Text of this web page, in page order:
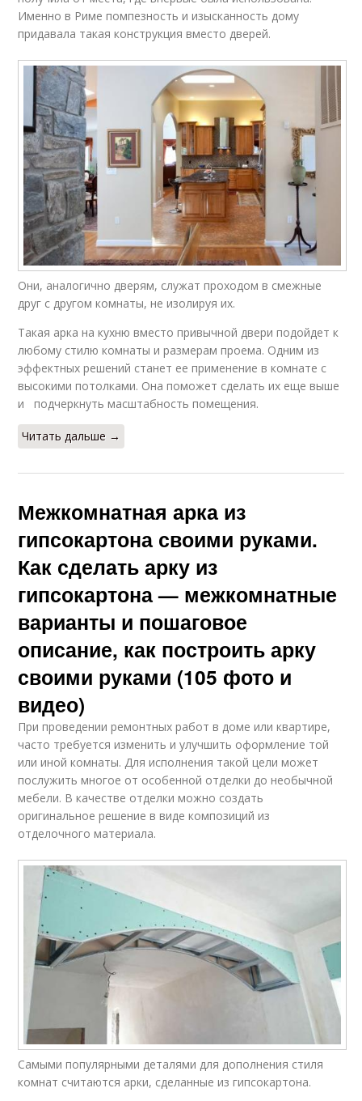
Именно в Риме помпезность и изысканность дому
придавала такая конструкция вместо дверей.
Они, аналогично дверям, служат проходом в смежные
друг с другом комнаты, не изолируя их.
Такая арка на кухню вместо привычной двери подойдет к
любому стилю комнаты и размерам проема. Одним из
эффектных решений станет ее применение в комнате с
высокими потолками. Она поможет сделать их еще выше
и подчеркнуть масштабность помещения.
Читать дальше →
Межкомнатная арка из
гипсокартона своими руками.
Как сделать арку из
гипсокартона — межкомнатные
варианты и пошаговое
описание, как построить арку
своими руками (105 фото и
видео)
При проведении ремонтных работ в доме или квартире,
часто требуется изменить и улучшить оформление той
или иной комнаты. Для исполнения такой цели может
послужить многое от особенной отделки до необычной
мебели. В качестве отделки можно создать
оригинальное решение в виде композиций из
отделочного материала.
Самыми популярными деталями для дополнения стиля
комнат считаются арки, сделанные из гипсокартона.